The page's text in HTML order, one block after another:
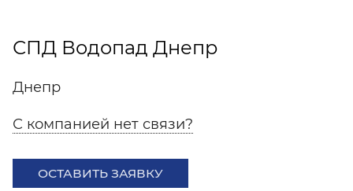
СПД Водопад Днепр
Днепр
С компанией нет связи?
ОСТАВИТЬ ЗАЯВКУ